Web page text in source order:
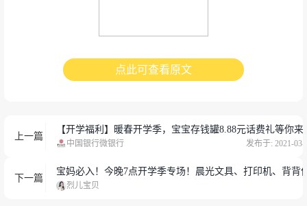
点此可查看原文
上一篇
【开学福利】暖春开学季，宝宝存钱罐8.88元话费礼等你来
中国银行微银行 发布于: 2021-03-
下一篇
宝妈必入！今晚7点开学季专场！晨光文具、打印机、背
烈儿宝贝